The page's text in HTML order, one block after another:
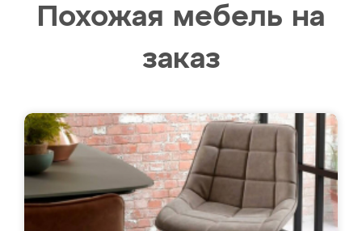
Похожая мебель на
заказ